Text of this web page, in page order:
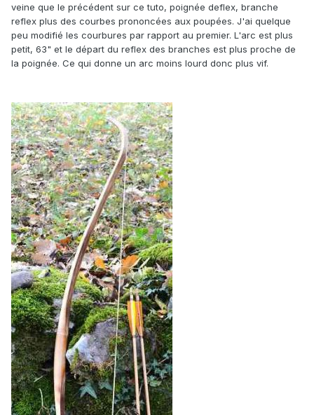
veine que le précédent sur ce tuto, poignée deflex, branche
reflex plus des courbes prononcées aux poupées. J'ai quelque
peu modifié les courbures par rapport au premier. L'arc est plus
petit, 63" et le départ du reflex des branches est plus proche de
la poignée. Ce qui donne un arc moins lourd donc plus vif.